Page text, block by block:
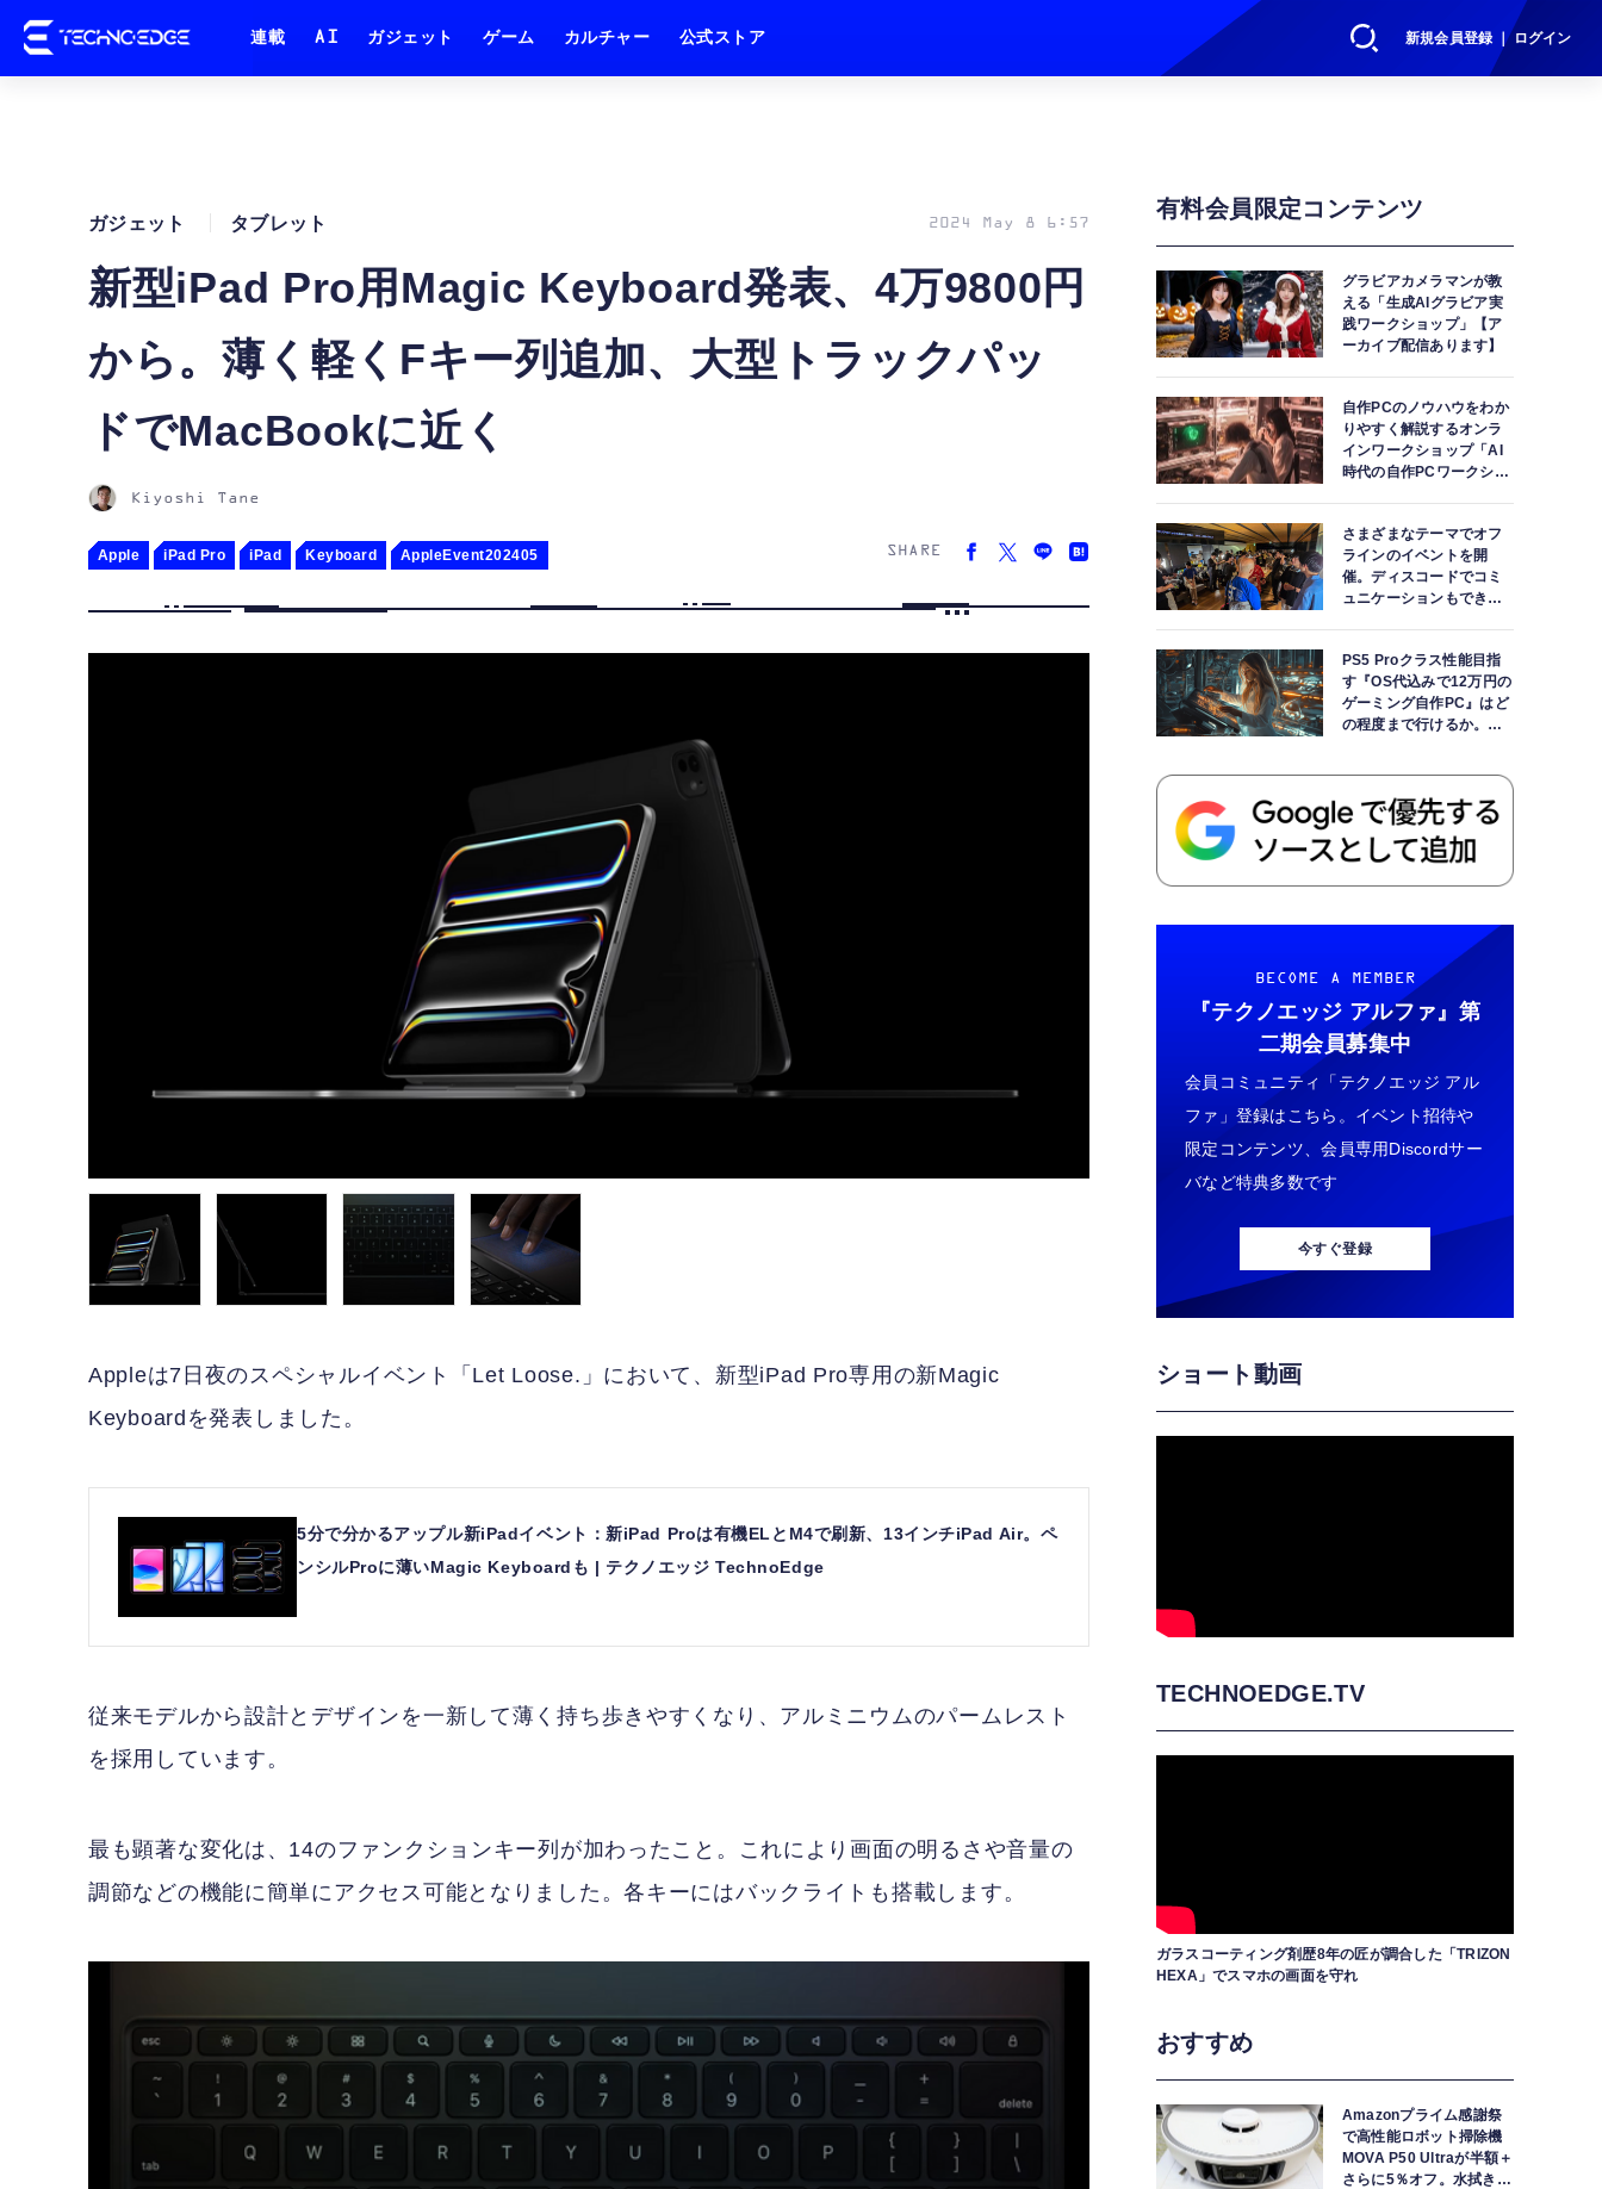
新規会員登録 ｜ ログイン
連載 AI ガジェット ゲーム カルチャー 公式ストア
新型iPad Pro用Magic Keyboard発表、4万9800円
から。薄く軽くFキー列追加、大型トラックパッ
ドでMacBookに近く
ガジェット タブレット 2024 May 8 6:57
Kiyoshi Tane
Apple iPad Pro iPad Keyboard AppleEvent202405 SHARE
Appleは7日夜のスペシャルイベント「Let Loose.」において、新型iPad Pro専用の新Magic
Keyboardを発表しました。
5分で分かるアップル新iPadイベント：新iPad Proは有機ELとM4で刷新、13インチiPad Air。ペ
ンシルProに薄いMagic Keyboardも | テクノエッジ TechnoEdge
従来モデルから設計とデザインを一新して薄く持ち歩きやすくなり、アルミニウムのパームレスト
を採用しています。
最も顕著な変化は、14のファンクションキー列が加わったこと。これにより画面の明るさや音量の
調節などの機能に簡単にアクセス可能となりました。各キーにはバックライトも搭載します。
有料会員限定コンテンツ
グラビアカメラマンが教
える「生成AIグラビア実
践ワークショップ」【ア
ーカイブ配信あります】
自作PCのノウハウをわか
りやすく解説するオンラ
インワークショップ「AI
時代の自作PCワークショ
さまざまなテーマでオフ
ラインのイベントを開
催。ディスコードでコミ
ュニケーションもできま
PS5 Proクラス性能目指
す『OS代込みで12万円の
ゲーミング自作PC』はど
の程度まで行けるか。
BECOME A MEMBER
『テクノエッジ アルファ』 第
二期会員募集中
会員コミュニティ「テクノエッジ アル
ファ」登録はこちら。イベント招待や
限定コンテンツ、会員専用Discordサー
バなど特典多数です
今すぐ登録
ショート動画
TECHNOEDGE.TV
ガラスコーティング剤歴8年の匠が調合した「TRIZON
HEXA」でスマホの画面を守れ
おすすめ
Amazonプライム感謝祭
で高性能ロボット掃除機
MOVA P50 Ultraが半額＋
さらに5％オフ。水拭きモ